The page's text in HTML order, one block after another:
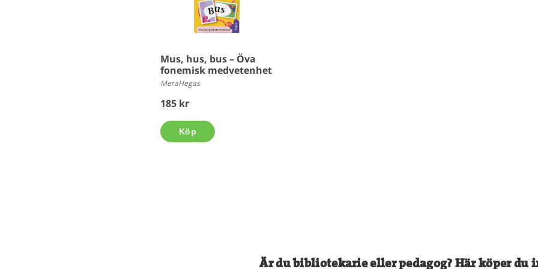
Mus, hus, bus – Öva
fonemisk medvetenhet
MeraHegas
185 kr
Köp
Är du bibliotekarie eller pedagog? Här köper du